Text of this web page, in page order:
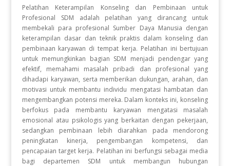
Pelatihan Keterampilan Konseling dan Pembinaan untuk
Profesional SDM adalah pelatihan yang dirancang untuk
membekali para profesional Sumber Daya Manusia dengan
keterampilan dasar dan teknik praktis dalam konseling dan
pembinaan karyawan di tempat kerja. Pelatihan ini bertujuan
untuk memungkinkan bagian SDM menjadi pendengar yang
efektif, memahami masalah pribadi dan profesional yang
dihadapi karyawan, serta memberikan dukungan, arahan, dan
motivasi untuk membantu individu mengatasi hambatan dan
mengembangkan potensi mereka. Dalam konteks ini, konseling
berfokus pada membantu karyawan mengatasi masalah
emosional atau psikologis yang berkaitan dengan pekerjaan,
sedangkan pembinaan lebih diarahkan pada mendorong
peningkatan kinerja, pengembangan kompetensi, dan
pencapaian target kerja. Pelatihan ini berfungsi sebagai media
bagi departemen SDM untuk membangun hubungan